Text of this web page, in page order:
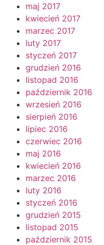
maj 2017
kwiecień 2017
marzec 2017
luty 2017
styczeń 2017
grudzień 2016
listopad 2016
październik 2016
wrzesień 2016
sierpień 2016
lipiec 2016
czerwiec 2016
maj 2016
kwiecień 2016
marzec 2016
luty 2016
styczeń 2016
grudzień 2015
listopad 2015
październik 2015